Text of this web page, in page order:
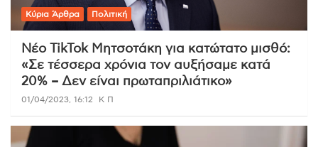
Κύρια Άρθρα Πολιτική
Νέο TikTok Μητσοτάκη για κατώτατο μισθό:
«Σε τέσσερα χρόνια τον αυξήσαμε κατά
20% – Δεν είναι πρωταπριλιάτικο»
01/04/2023, 16:12 Κ Π